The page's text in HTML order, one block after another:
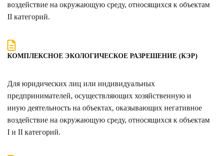
воздействие на окружающую среду, относящихся к объектам
II категорий.
КОМПЛЕКСНОЕ ЭКОЛОГИЧЕСКОЕ РАЗРЕШЕНИЕ (КЭР)
Для юридических лиц или индивидуальных
предпринимателей, осуществляющих хозяйственную и
иную деятельность на объектах, оказывающих негативное
воздействие на окружающую среду, относящихся к объектам
I и II категорий.